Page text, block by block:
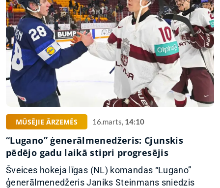
MŪSĒJIE ĀRZEMĒS 16.marts, 14:10
“Lugano” ģenerālmenedžeris: Cjunskis
pēdējo gadu laikā stipri progresējis
Šveices hokeja līgas (NL) komandas “Lugano”
ģenerālmenedžeris Janiks Steinmans sniedzis